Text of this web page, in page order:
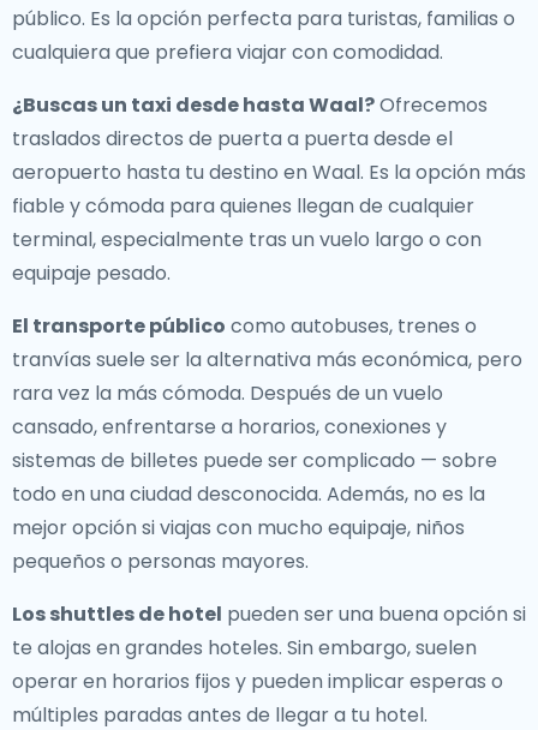
público. Es la opción perfecta para turistas, familias o
cualquiera que prefiera viajar con comodidad.
¿Buscas un taxi desde hasta Waal?Ofrecemos
traslados directos de puerta a puerta desde el
aeropuerto hasta tu destino en Waal. Es la opción más
fiable y cómoda para quienes llegan de cualquier
terminal, especialmente tras un vuelo largo o con
equipaje pesado.
El transporte público como autobuses, trenes o
tranvías suele ser la alternativa más económica, pero
rara vez la más cómoda. Después de un vuelo
cansado, enfrentarse a horarios, conexiones y
sistemas de billetes puede ser complicado — sobre
todo en una ciudad desconocida. Además, no es la
mejor opción si viajas con mucho equipaje, niños
pequeños o personas mayores.
Los shuttles de hotel pueden ser una buena opción si
te alojas en grandes hoteles. Sin embargo, suelen
operar en horarios fijos y pueden implicar esperas o
múltiples paradas antes de llegar a tu hotel.